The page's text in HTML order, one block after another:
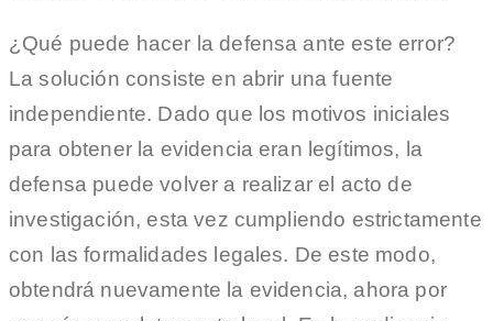
¿Qué puede hacer la defensa ante este error?
La solución consiste en abrir una fuente
independiente. Dado que los motivos iniciales
para obtener la evidencia eran legítimos, la
defensa puede volver a realizar el acto de
investigación, esta vez cumpliendo estrictamente
con las formalidades legales. De este modo,
obtendrá nuevamente la evidencia, ahora por